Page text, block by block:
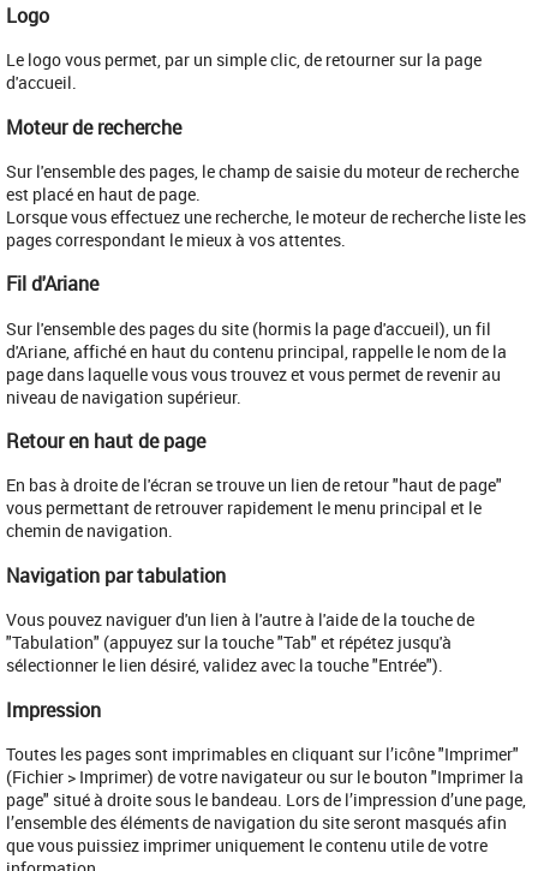
Logo
​Le logo vous permet, par un simple clic, de retourner sur la page
d'accueil.
Moteur de recherche
Sur l'ensemble des pages, le champ de saisie du moteur de recherche
est placé en haut de page.
Lorsque vous effectuez une recherche, le moteur de recherche liste les
pages correspondant le mieux à vos attentes.
Fil d'Ariane
​Sur l'ensemble des pages du site (hormis la page d'accueil), un fil
d'Ariane, affiché en haut du contenu principal, rappelle le nom de la
page dans laquelle vous vous trouvez et vous permet de revenir au
niveau de navigation supérieur.
Retour en haut de page
En bas à droite de l'écran se trouve un lien de retour "haut de page"
vous permettant de retrouver rapidement le menu principal et le
chemin de navigation.
Navigation par tabulation
Vous pouvez naviguer d'un lien à l'autre à l'aide de la touche de
"Tabulation" (appuyez sur la touche "Tab" et répétez jusqu'à
sélectionner le lien désiré, validez avec la touche "Entrée").
Impression
Toutes les pages sont imprimables en cliquant sur l’icône "Imprimer"
(Fichier > Imprimer) de votre navigateur ou sur le bouton "Imprimer la
page" situé à droite sous le bandeau. Lors de l’impression d’une page,
l’ensemble des éléments de navigation du site seront masqués afin
que vous puissiez imprimer uniquement le contenu utile de votre